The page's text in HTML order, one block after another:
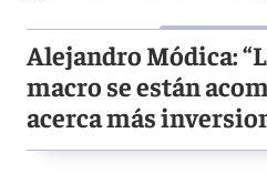
Alejandro Módica:
macro se están
acerca más